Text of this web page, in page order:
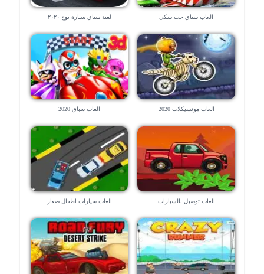
العاب سباق جت سكي لعبة سباق سيارة بوح ٢٠٢٠
العاب موتسيكلات 2020 العاب سباق 2020
العاب توصيل بالسيارات العاب سيارات اطفال صغار